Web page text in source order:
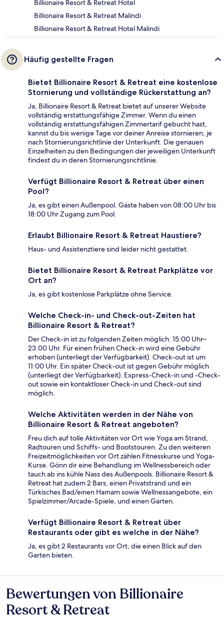
Billionaire Resort & Retreat Hotel
Billionaire Resort & Retreat Malindi
Billionaire Resort & Retreat Hotel Malindi
Häufig gestellte Fragen
Bietet Billionaire Resort & Retreat eine kostenlose
Stornierung und vollständige Rückerstattung an?
Ja, Billionaire Resort & Retreat bietet auf unserer Website
vollständig erstattungsfähige Zimmer. Wenn du einen
vollständig erstattungsfähigen Zimmertarif gebucht hast,
kannst du bis wenige Tage vor deiner Anreise stornieren, je
nach Stornierungsrichtlinie der Unterkunft. Die genauen
Einzelheiten zu den Bedingungen der jeweiligen Unterkunft
findest du in deren Stornierungsrichtlinie.
Verfügt Billionaire Resort & Retreat über einen
Pool?
Ja, es gibt einen Außenpool. Gäste haben von 08:00 Uhr bis
18:00 Uhr Zugang zum Pool.
Erlaubt Billionaire Resort & Retreat Haustiere?
Haus- und Assistenztiere sind leider nicht gestattet.
Bietet Billionaire Resort & Retreat Parkplätze vor
Ort an?
Ja, es gibt kostenlose Parkplätze ohne Service.
Welche Check-in- und Check-out-Zeiten hat
Billionaire Resort & Retreat?
Der Check-in ist zu folgenden Zeiten möglich: 15:00 Uhr–
23:00 Uhr. Für einen frühen Check-in wird eine Gebühr
erhoben (unterliegt der Verfügbarkeit). Check-out ist um
11:00 Uhr. Ein später Check-out ist gegen Gebühr möglich
(unterliegt der Verfügbarkeit). Express-Check-in und -Check-
out sowie ein kontaktloser Check-in und Check-out sind
möglich.
Welche Aktivitäten werden in der Nähe von
Billionaire Resort & Retreat angeboten?
Freu dich auf tolle Aktivitäten vor Ort wie Yoga am Strand,
Radtouren und Schiffs- und Bootstouren. Zu den weiteren
Freizeitmöglichkeiten vor Ort zählen Fitnesskurse und Yoga-
Kurse. Gönn dir eine Behandlung im Wellnessbereich oder
tauch ab ins kühle Nass des Außenpools. Billionaire Resort &
Retreat hat zudem 2 Bars, einen Privatstrand und ein
Türkisches Bad/einen Hamam sowie Wellnessangebote, ein
Spielzimmer/Arcade-Spiele, und einen Garten.
Verfügt Billionaire Resort & Retreat über
Restaurants oder gibt es welche in der Nähe?
Ja, es gibt 2 Restaurants vor Ort, die einen Blick auf den
Garten bieten.
Bewertungen
Bewertungen von Billionaire
Resort & Retreat